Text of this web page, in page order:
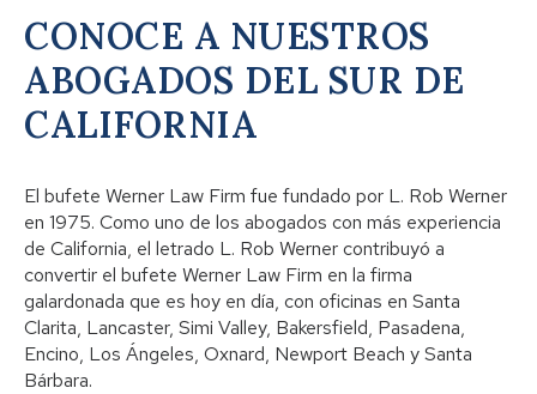
CONOCE A NUESTROS
ABOGADOS DEL SUR DE
CALIFORNIA
El bufete Werner Law Firm fue fundado por L. Rob Werner
en 1975. Como uno de los abogados con más experiencia
de California, el letrado L. Rob Werner contribuyó a
convertir el bufete Werner Law Firm en la firma
galardonada que es hoy en día, con oficinas en Santa
Clarita, Lancaster, Simi Valley, Bakersfield, Pasadena,
Encino, Los Ángeles, Oxnard, Newport Beach y Santa
Bárbara.